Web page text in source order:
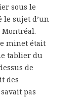
sous le
le sujet d’un
minet était
tablier du
de
des
pas